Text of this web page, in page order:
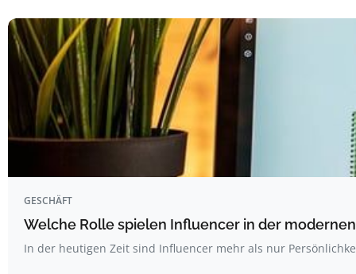
GESCHÄFT
Welche Rolle spielen Influencer in der
In der heutigen Zeit sind Influencer mehr als nur